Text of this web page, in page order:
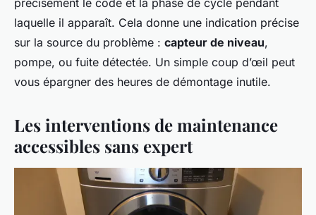
précisément le code et la phase de cycle pendant
laquelle il apparaît. Cela donne une indication précise
sur la source du problème : capteur de niveau,
pompe, ou fuite détectée. Un simple coup d’œil peut
vous épargner des heures de démontage inutile.
Les interventions de maintenance
accessibles sans expert